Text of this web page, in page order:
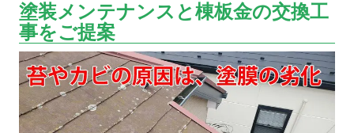
塗装メンテナンスと棟板金の交換工
事をご提案